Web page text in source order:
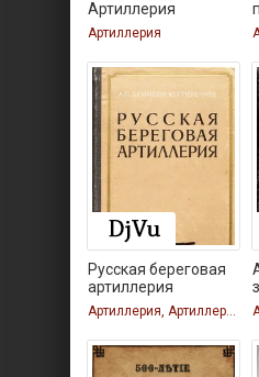
Артиллерия
Артиллерия
Русская береговая
артиллерия
Артиллерия, Артиллерия